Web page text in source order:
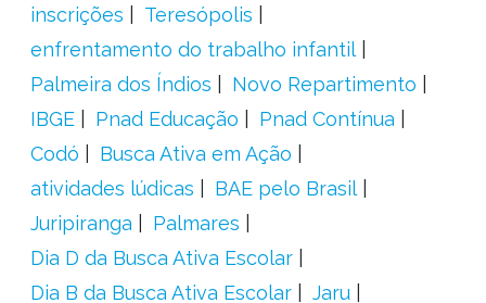
inscrições
Teresópolis
enfrentamento do trabalho infantil
Palmeira dos Índios
Novo Repartimento
IBGE
Pnad Educação
Pnad Contínua
Codó
Busca Ativa em Ação
atividades lúdicas
BAE pelo Brasil
Juripiranga
Palmares
Dia D da Busca Ativa Escolar
Dia B da Busca Ativa Escolar
Jaru